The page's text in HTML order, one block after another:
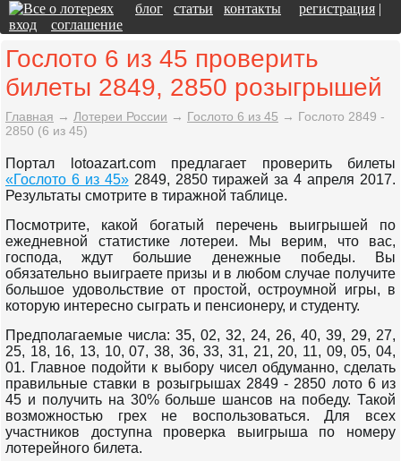
блог статьи контакты регистрация |
вход
соглашение
Гослото 6 из 45 проверить
билеты 2849, 2850 розыгрышей
Главная → Лотереи России → Гослото 6 из 45 → Гослото 2849 -
2850 (6 из 45)
Портал lotoazart.com предлагает проверить билеты
«Гослото 6 из 45»2849, 2850 тиражей за 4 апреля 2017.
Результаты смотрите в тиражной таблице.
Посмотрите, какой богатый перечень выигрышей по
ежедневной статистике лотереи. Мы верим, что вас,
господа, ждут большие денежные победы. Вы
обязательно выиграете призы и в любом случае получите
большое удовольствие от простой, остроумной игры, в
которую интересно сыграть и пенсионеру, и студенту.
Предполагаемые числа: 35, 02, 32, 24, 26, 40, 39, 29, 27,
25, 18, 16, 13, 10, 07, 38, 36, 33, 31, 21, 20, 11, 09, 05, 04,
01. Главное подойти к выбору чисел обдуманно, сделать
правильные ставки в розыгрышах 2849 - 2850 лото 6 из
45 и получить на 30% больше шансов на победу. Такой
возможностью грех не воспользоваться. Для всех
участников доступна проверка выигрыша по номеру
лотерейного билета.